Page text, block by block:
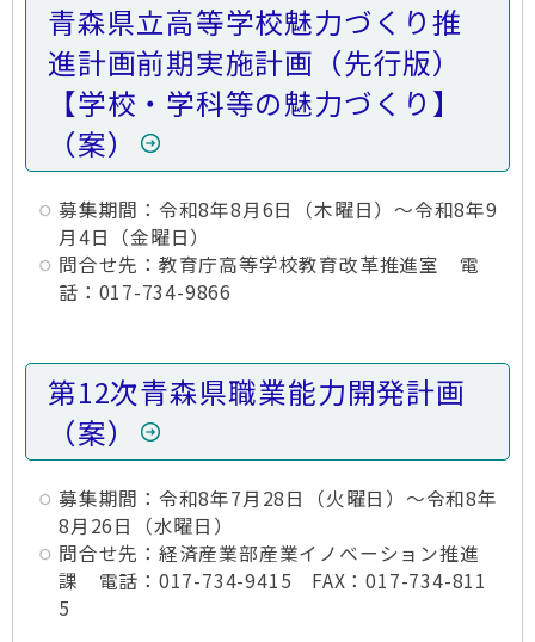
青森県立高等学校魅力づくり推
進計画前期実施計画（先行版）
【学校・学科等の魅力づくり】
（案）
募集期間：令和8年8月6日（木曜日）～令和8年9
月4日（金曜日）
問合せ先：教育庁高等学校教育改革推進室 電
話：017-734-9866
第12次青森県職業能力開発計画
（案）
募集期間：令和8年7月28日（火曜日）～令和8年
8月26日（水曜日）
問合せ先：経済産業部産業イノベーション推進
課 電話：017-734-9415 FAX：017-734-811
5